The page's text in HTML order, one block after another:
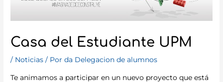
Casa del Estudiante UPM
/ Noticias / Porda Delegacion de alumnos
Te animamos a participar en un nuevo proyecto que está